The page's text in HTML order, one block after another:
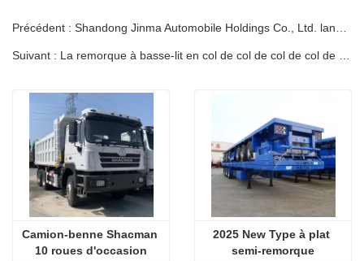
Camion-benne Shacman
10 roues d'occasion
2025 New Type à plat
semi-remorque